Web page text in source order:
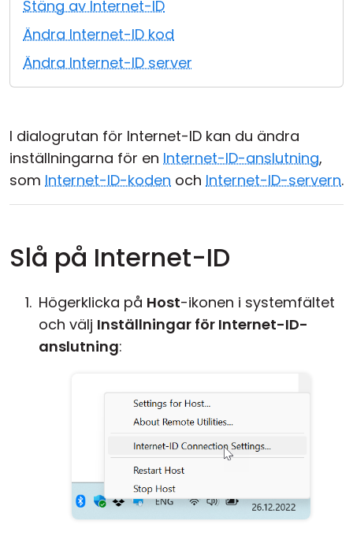
Stäng av Internet-ID
Ändra Internet-ID kod
Ändra Internet-ID server
I dialogrutan för Internet-ID kan du ändra
inställningarna för en Internet-ID-anslutning,
som Internet-ID-koden och Internet-ID-servern.
Slå på Internet-ID
Högerklicka på Host-ikonen i systemfältet
och välj Inställningar för Internet-ID-
anslutning:
Moln & Lokal installation